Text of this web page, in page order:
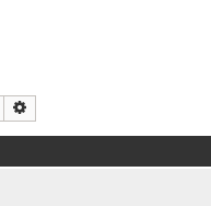
Rechercher